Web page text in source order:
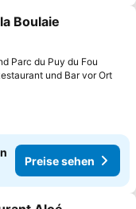
hinzufügen
Boulaie
Parc du Puy du Fou
und Bar vor Ort
Preise sehen